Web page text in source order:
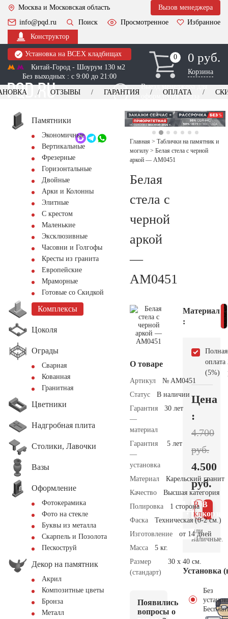
Москва и Московская область
Вызов менеджера
info@pqd.ru
Поиск Просмотренное
Избранное
Конструктор
Установка на ВСЕХ кладбищах
Китай-Город - Шоурум 130 м2
Без выходных : с 9:00 до 21:00
0
0 0 руб.
Корзина
Выезд менеджера для
оформления заказа
+7 (495) 518-44-23
Обратный звонок
ОТЗЫВЫ ГАРАНТИЯ ОПЛАТА
Памятники
Экономичные
Вертикальные
Фрезерные
Горизонтальные
Двойные
Арки и Колонны
Элитные
С крестом
Маленькие
Эксклюзивные
Часовни и Голгофы
Кресты из гранита
Европейские
Мраморные
Готовые со Скидкой
Комплексы
Цоколя
Ограды
Сварная
Кованная
Гранитная
Цветники
Надгробная плита
Столики, Лавочки
Вазы
Оформление
Фотокерамика
Фото на стекле
Буквы из металла
Скарпель и Позолота
Пескоструй
Декор на памятник
Акрил
Композитные цветы
Бронза
Металл
Главная > Таблички на памятник и
могилу > Белая стела с черной
аркой — AM0451
Белая
стела с
черной
аркой
—
AM0451
О товаре
Артикул
№ AM0451
Статус
В наличии
Гарантия
—
материал
30 лет
Гарантия
—
установка
5 лет
Материал
Карельский гранит
Качество
Высшая категория
Полировка
1 сторона
Фаска
Техническая (0-2 см.)
Изготовление
от 14 дней
Масса
5 кг.
Размер
(стандарт)
30 x 40 см.
Появились
вопросы о
Материал
:
Полная
оплата
(5%)
Цена
:
4.700
руб.
4.500
руб.
В
В 1
клик
или
наличные.
Установка
Без